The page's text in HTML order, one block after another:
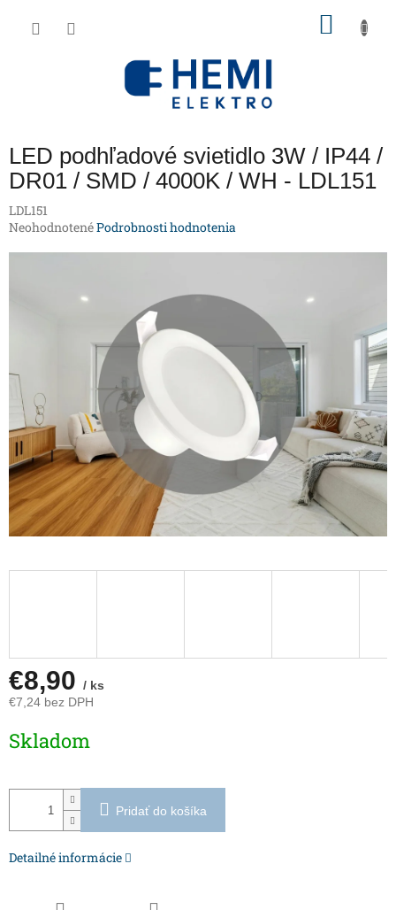
LED podhľadové svietidlo 3W / IP44 /
DR01 / SMD / 4000K / WH - LDL151
LDL151
Priemerné
NeohodnotenéPodrobnosti hodnotenia
€8,90 / ks
€7,24 bez DPH
cena:
Skladom
Pridať do košíka
Detailné informácie